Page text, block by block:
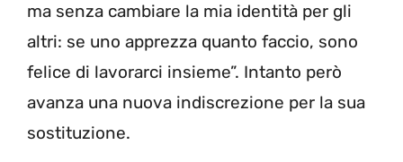
ma senza cambiare la mia identità per gli
altri: se uno apprezza quanto faccio, sono
felice di lavorarci insieme”. Intanto però
avanza una nuova indiscrezione per la sua
sostituzione.